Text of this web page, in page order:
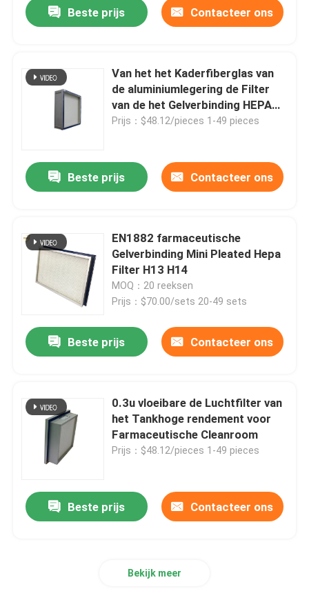
Producten
Video's
Ongeveer ons
Kwaliteitscontrole
Verzoek om een Citaat
Diepe Plooihepa Filter
Beste prijs Contacteer ons
Van het het Kaderfiberglas van
de aluminiumlegering de Filter
van de het Gelverbinding HEPA
voor het Ziekenhuis
Prijs：$48.12/pieces 1-49 pieces
Beste prijs Contacteer ons
EN1882 farmaceutische
Gelverbinding Mini Pleated Hepa
Filter H13 H14
MOQ：20 reeksen
Prijs：$70.00/sets 20-49 sets
Beste prijs Contacteer ons
0.3u vloeibare de Luchtfilter van
het Tankhoge rendement voor
Farmaceutische Cleanroom
Prijs：$48.12/pieces 1-49 pieces
Beste prijs Contacteer ons
Bekijk meer